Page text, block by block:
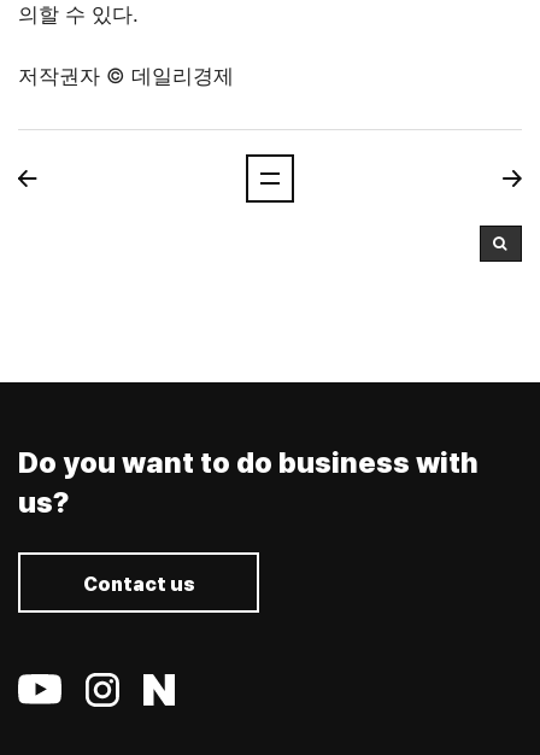
의할 수 있다.
저작권자 © 데일리경제
Do you want to do business with
us?
Contact us